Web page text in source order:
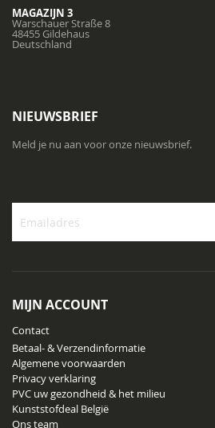
MAGAZIJN 3
Warschauer Straße 8
48455 Gildehaus
Deutschland
NIEUWSBRIEF
Meld je nu aan voor onze nieuwsbrief.
nieuwsbrief
MIJN ACCOUNT
Contact
Betaal- & Verzendinformatie
Algemene voorwaarden
Privacy verklaring
PVC uw gezondheid & het milieu
Kunststofdeal België
Ons team